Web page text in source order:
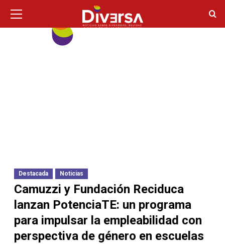
contenido
principal
Destacada Noticias
Camuzzi y Fundación Reciduca
lanzan PotenciaTE: un programa
para impulsar la empleabilidad con
perspectiva de género en escuelas